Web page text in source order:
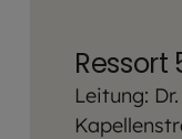
Ressort
Leitung: